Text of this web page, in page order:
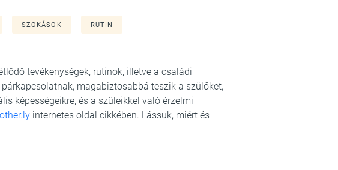
SZOKÁSOK RUTIN
tevékenységek, rutinok, illetve a családi
magabiztosabbá teszik a szülőket,
képességeikre, és a szüleikkel való érzelmi
internetes oldal cikkében. Lássuk, miért és